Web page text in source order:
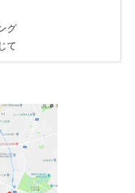
グ
て